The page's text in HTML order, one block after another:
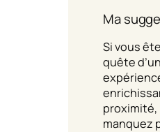
Ma
Si vous
quête
proximité,
manquez